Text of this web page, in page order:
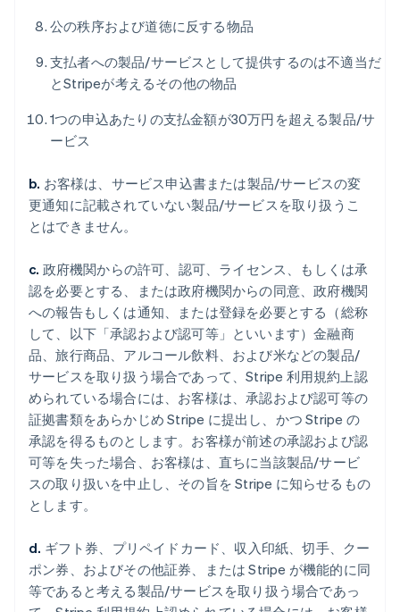
公の秩序および道徳に反する物品
支払者への製品/サービスとして提供するのは不適当だ
とStripeが考えるその他の物品
1つの申込あたりの支払金額が30万円を超える製品/サ
ービス
b. お客様は、サービス申込書または製品/サービスの変
更通知に記載されていない製品/サービスを取り扱うこ
とはできません。
c. 政府機関からの許可、認可、ライセンス、もしくは承
認を必要とする、または政府機関からの同意、政府機関
への報告もしくは通知、または登録を必要とする（総称
して、以下「承認および認可等」といいます）金融商
品、旅行商品、アルコール飲料、および米などの製品/
サービスを取り扱う場合であって、Stripe 利用規約上認
められている場合には、お客様は、承認および認可等の
証拠書類をあらかじめ Stripe に提出し、かつ Stripe の
承認を得るものとします。お客様が前述の承認および認
可等を失った場合、お客様は、直ちに当該製品/サービ
スの取り扱いを中止し、その旨を Stripe に知らせるもの
とします。
d. ギフト券、プリペイドカード、収入印紙、切手、クー
ポン券、およびその他証券、または Stripe が機能的に同
等であると考える製品/サービスを取り扱う場合であっ